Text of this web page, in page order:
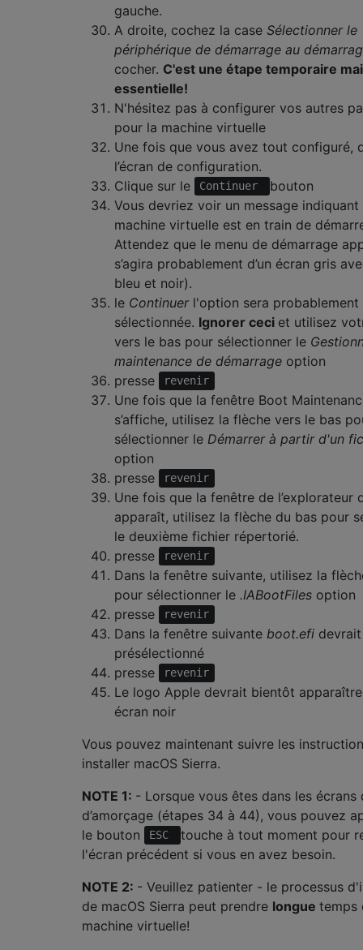
gauche.
A droite, cochez la case Sélectionner le
périphérique de démarrage au
cocher. C'est une étape temporaire
essentielle!
N'hésitez pas à configurer vos autres
pour la machine virtuelle
Une fois que vous avez tout configuré,
l’écran de configuration.
Clique sur le
Continuer
bouton
Vous devriez voir un message
machine virtuelle est en train de
Attendez que le menu de démarrage
s’agira probablement d’un écran gris
bleu et noir).
le Continuer l'option sera probablement
sélectionnée. Ignorer ceci et utilisez
vers le bas pour sélectionner le
maintenance de démarrage option
presse
revenir
Une fois que la fenêtre Boot
s’affiche, utilisez la flèche vers le bas
sélectionner le Démarrer à partir d'un
option
presse
revenir
Une fois que la fenêtre de l’explorateur
apparaît, utilisez la flèche du bas pour
le deuxième fichier répertorié.
presse
revenir
Dans la fenêtre suivante, utilisez la
pour sélectionner le .IABootFiles option
presse
revenir
Dans la fenêtre suivante boot.efi
présélectionné
presse
revenir
Le logo Apple devrait bientôt
écran noir
Vous pouvez maintenant suivre les
installer macOS Sierra.
NOTE 1: - Lorsque vous êtes dans les écrans
d’amorçage (étapes 34 à 44), vous pouvez
le bouton
ESC
touche à tout moment pour
l'écran précédent si vous en avez besoin.
NOTE 2: - Veuillez patienter - le processus
de macOS Sierra peut prendre longue temps
machine virtuelle!